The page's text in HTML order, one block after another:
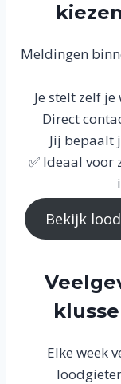
Meldingen
Je stelt zelf
Direct
Jij bepaalt
✅ Ideaal voor
Bekijk
Elke week